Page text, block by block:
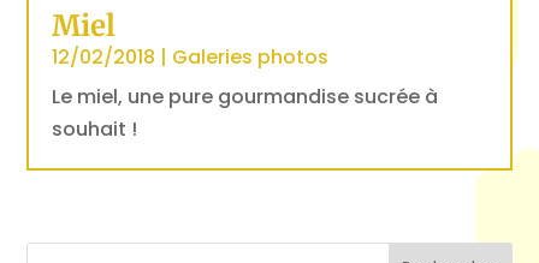
Miel
12/02/2018 | Galeries photos
Le miel, une pure gourmandise sucrée à
souhait !